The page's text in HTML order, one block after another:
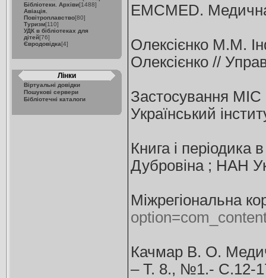
Бібліотеки. Архіви[1488]
Авіація.
Повітроплавство[80]
Туризм[110]
УДК в бібліотеках для
дітей[76]
Євродовідка[4]
Лінки
Віртуальні довідки
Пошукові сервери
Бібліотечні каталоги
EMCMED.
Олексієнко М.М.
Олексієнко //
Застосування МІС
Український
Книга і періодика
Дубровіна ; НАН
Міжрегіональна
Качмар В. О.
– Т. 8., №1.- С.12-